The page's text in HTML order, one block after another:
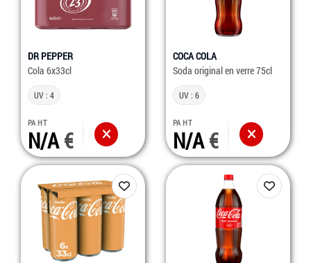
DR PEPPER
Cola 6x33cl
UV : 4
PA HT
N/A
COCA COLA
Soda original en verre 75cl
UV : 6
PA HT
N/A